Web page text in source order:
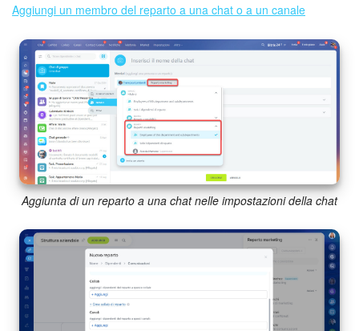
Aggiungi un membro del reparto a una chat o a un canale
Aggiunta di un reparto a una chat nelle impostazioni della chat